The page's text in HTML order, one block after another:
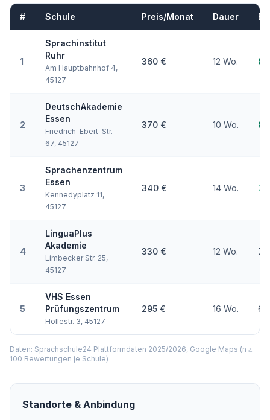
# Schule Preis/Monat Dauer
1
Sprachinstitut
Ruhr
Am Hauptbahnhof 4,
45127
360 € 12 Wo.
2
DeutschAkademie
Essen
Friedrich-Ebert-Str.
67, 45127
370 € 10 Wo.
3
Sprachenzentrum
Essen
Kennedyplatz 11,
45127
340 € 14 Wo.
4
LinguaPlus
Akademie
Limbecker Str. 25,
45127
330 € 12 Wo.
5
VHS Essen
Prüfungszentrum
Hollestr. 3, 45127
295 € 16 Wo.
Daten: Sprachschule24 Plattformdaten 2025/2026, Google Maps (n ≥
100 Bewertungen je Schule)
Standorte & Anbindung